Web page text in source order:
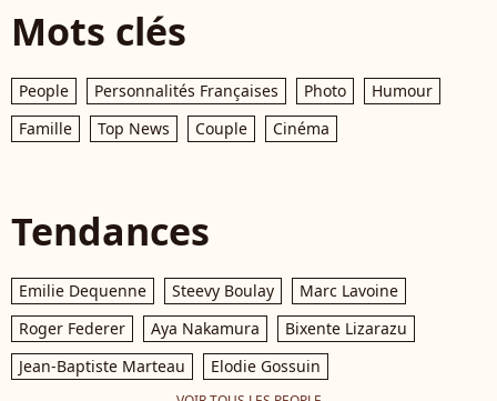
Mots clés
People Personnalités Françaises Photo
Humour
Famille
Top News Couple Cinéma
Tendances
Emilie Dequenne Steevy Boulay
Marc Lavoine
Roger Federer
Aya Nakamura
Bixente Lizarazu
Jean-Baptiste Marteau
Elodie Gossuin